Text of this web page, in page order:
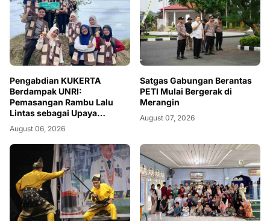
Pengabdian KUKERTA
Berdampak UNRI:
Pemasangan Rambu Lalu
Lintas sebagai Upaya
Meningkatkan Keselamatan
Berkendara di Desa Kiab
Jaya, Kabupaten Pelalawan
August 06, 2026
Satgas Gabungan Berantas
PETI Mulai Bergerak di
Merangin
August 07, 2026